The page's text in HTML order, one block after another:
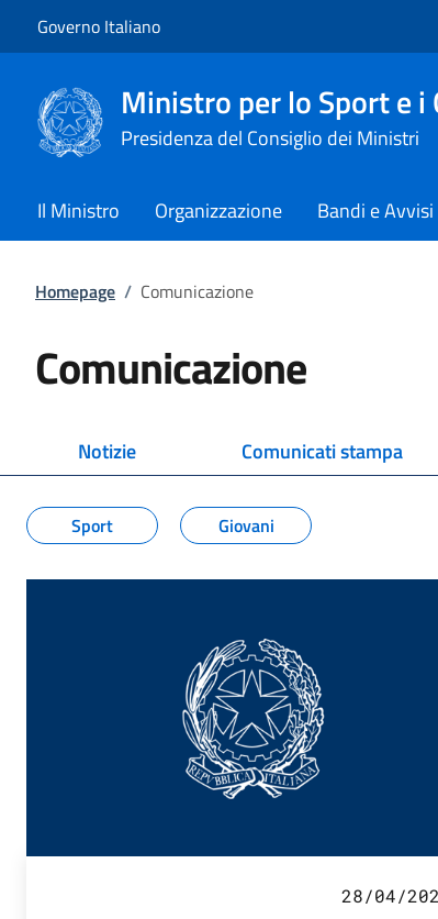
Governo Italiano
Ministro per lo Sport e i
Presidenza del Consiglio dei Ministri
Il Ministro Organizzazione Bandi e Avvisi
Homepage / Comunicazione
Comunicazione
Notizie Comunicati stampa
Sport Giovani
28/04/